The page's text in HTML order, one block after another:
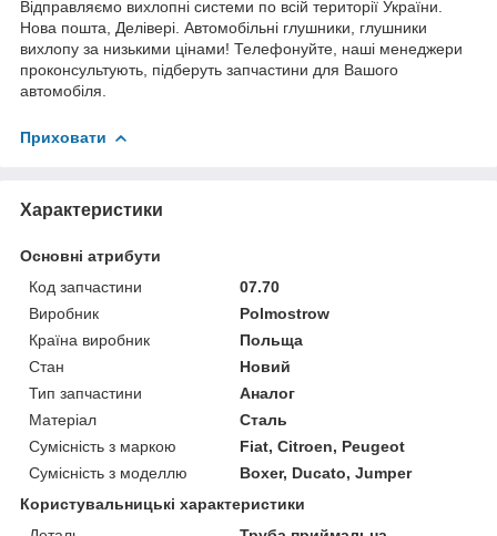
Відправляємо вихлопні системи по всій території України.
Нова пошта, Делівері. Автомобільні глушники, глушники
вихлопу за низькими цінами! Телефонуйте, наші менеджери
проконсультують, підберуть запчастини для Вашого
автомобіля.
Приховати
Характеристики
Основні атрибути
Код запчастини
07.70
Виробник
Polmostrow
Країна виробник
Польща
Стан
Новий
Тип запчастини
Аналог
Матеріал
Сталь
Сумісність з маркою
Fiat, Citroen, Peugeot
Сумісність з моделлю
Boxer, Ducato, Jumper
Користувальницькі характеристики